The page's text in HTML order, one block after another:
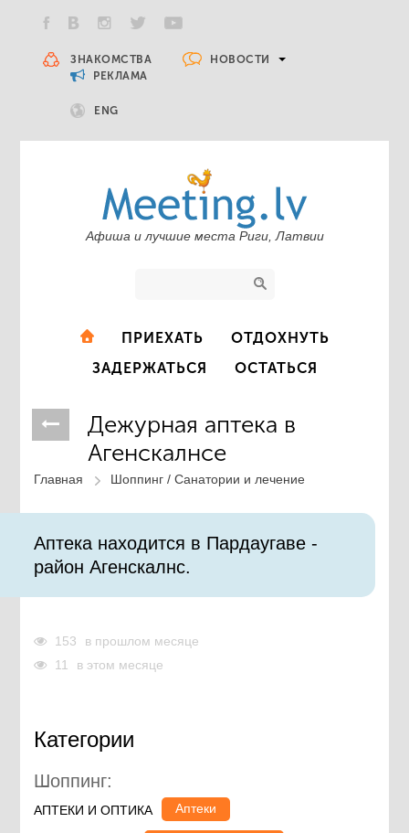
ЗНАКОМСТВА
НОВОСТИ
РЕКЛАМА
ENG
Афиша и лучшие места Риги, Латвии
ПРИЕХАТЬ
ОТДОХНУТЬ
ЗАДЕРЖАТЬСЯ
ОСТАТЬСЯ
Дежурная аптека в
Агенскалнсе
Главная Шоппинг /Санатории и лечение
Аптека находится в Пардаугаве -
район Агенскалнс.
153
в прошлом месяце
11
в этом месяце
Категории
Шоппинг:
АПТЕКИ И ОПТИКА Аптеки